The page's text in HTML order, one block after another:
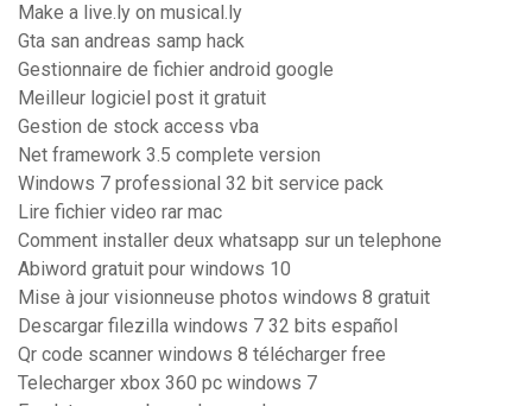
Make a live.ly on musical.ly
Gta san andreas samp hack
Gestionnaire de fichier android google
Meilleur logiciel post it gratuit
Gestion de stock access vba
Net framework 3.5 complete version
Windows 7 professional 32 bit service pack
Lire fichier video rar mac
Comment installer deux whatsapp sur un telephone
Abiword gratuit pour windows 10
Mise à jour visionneuse photos windows 8 gratuit
Descargar filezilla windows 7 32 bits español
Qr code scanner windows 8 télécharger free
Telecharger xbox 360 pc windows 7